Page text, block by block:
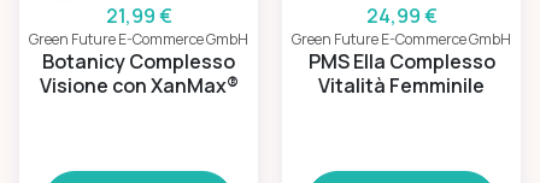
21,99 €
Green Future E-Commerce GmbH
Botanicy Complesso
Visione con XanMax®
24,99 €
Green Future E-Commerce GmbH
PMS Ella Complesso
Vitalità Femminile